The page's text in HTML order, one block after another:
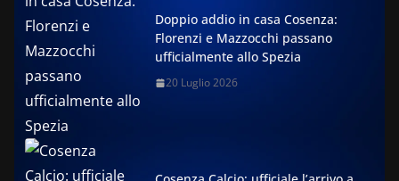
Doppio addio in casa Cosenza:
Florenzi e Mazzocchi passano
ufficialmente allo Spezia
20 Luglio 2026